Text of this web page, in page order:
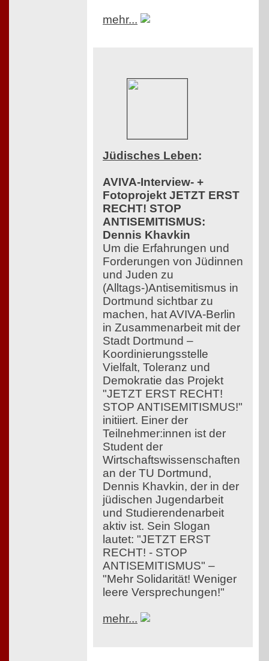
mehr...
Jüdisches Leben:
AVIVA-Interview- +
Fotoprojekt JETZT ERST
RECHT! STOP
ANTISEMITISMUS:
Dennis Khavkin
Um die Erfahrungen und
Forderungen von Jüdinnen
und Juden zu
(Alltags-)Antisemitismus in
Dortmund sichtbar zu
machen, hat AVIVA-Berlin
in Zusammenarbeit mit der
Stadt Dortmund –
Koordinierungsstelle
Vielfalt, Toleranz und
Demokratie das Projekt
"JETZT ERST RECHT!
STOP ANTISEMITISMUS!"
initiiert. Einer der
Teilnehmer:innen ist der
Student der
Wirtschaftswissenschaften
an der TU Dortmund,
Dennis Khavkin, der in der
jüdischen Jugendarbeit
und Studierendenarbeit
aktiv ist. Sein Slogan
lautet: "JETZT ERST
RECHT! - STOP
ANTISEMITISMUS" –
"Mehr Solidarität! Weniger
leere Versprechungen!"
mehr...